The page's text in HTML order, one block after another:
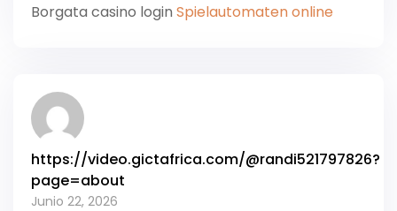
Borgata casino login Spielautomaten online
https://video.gictafrica.com/@randi521797826?
page=about
Junio 22, 2026